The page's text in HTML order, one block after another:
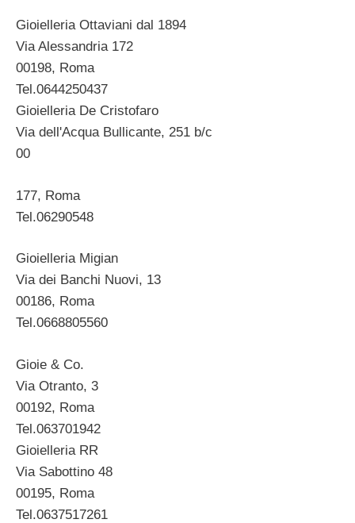
Gioielleria Ottaviani dal 1894
Via Alessandria 172
00198, Roma
Tel.0644250437
Gioielleria De Cristofaro
Via dell'Acqua Bullicante, 251 b/c
00
177, Roma
Tel.06290548
Gioielleria Migian
Via dei Banchi Nuovi, 13
00186, Roma
Tel.0668805560
Gioie & Co.
Via Otranto, 3
00192, Roma
Tel.063701942
Gioielleria RR
Via Sabottino 48
00195, Roma
Tel.0637517261